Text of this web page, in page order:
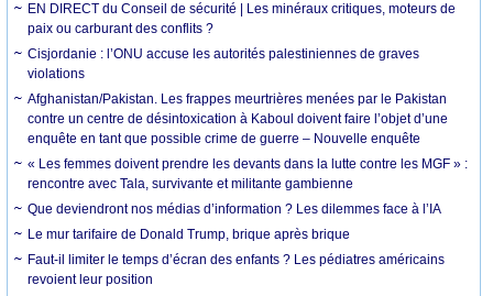
EN DIRECT du Conseil de sécurité | Les minéraux critiques, moteurs de
paix ou carburant des conflits ?
Cisjordanie : l’ONU accuse les autorités palestiniennes de graves
violations
Afghanistan/Pakistan. Les frappes meurtrières menées par le Pakistan
contre un centre de désintoxication à Kaboul doivent faire l’objet d’une
enquête en tant que possible crime de guerre – Nouvelle enquête
« Les femmes doivent prendre les devants dans la lutte contre les MGF » :
rencontre avec Tala, survivante et militante gambienne
Que deviendront nos médias d’information ? Les dilemmes face à l’IA
Le mur tarifaire de Donald Trump, brique après brique
Faut-il limiter le temps d’écran des enfants ? Les pédiatres américains
revoient leur position